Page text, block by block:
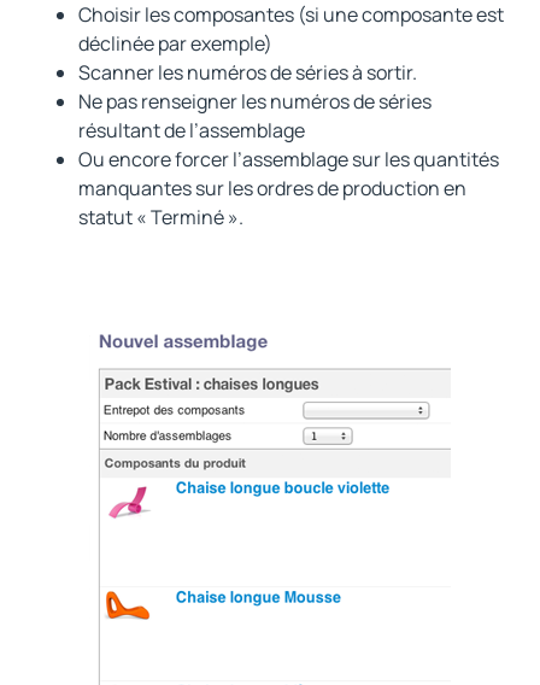
Choisir les composantes (si une composante est
déclinée par exemple)
Scanner les numéros de séries à sortir.
Ne pas renseigner les numéros de séries
résultant de l’assemblage
Ou encore forcer l’assemblage sur les quantités
manquantes sur les ordres de production en
statut « Terminé ».